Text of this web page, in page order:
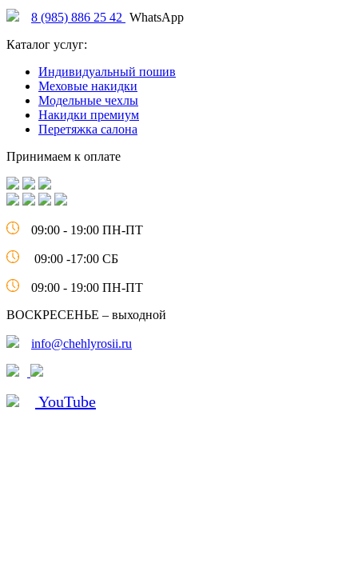
8 (985) 886 25 42 WhatsApp
Каталог услуг:
Индивидуальный пошив
Меховые накидки
Модельные чехлы
Накидки премиум
Перетяжка салона
Принимаем к оплате
09:00 - 19:00 ПН-ПТ
09:00 -17:00 СБ
09:00 - 19:00 ПН-ПТ
ВОСКРЕСЕНЬЕ – выходной
info@chehlyrosii.ru
YouTube